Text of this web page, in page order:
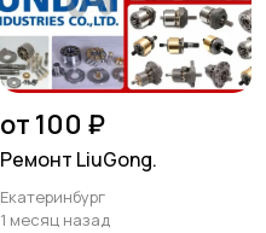
от 100 ₽
Ремонт LiuGong.
Екатеринбург
1 месяц назад